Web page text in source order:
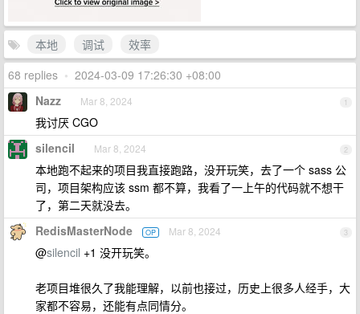
本地 调试
效率
68 replies • 2024-03-09 17:26:30 +08:00
1
Nazz Mar 8, 2024
我讨厌 CGO
2
silencil Mar 8, 2024
本地跑不起来的项目我直接跑路，没开玩笑，去了一个 sass 公
司，项目架构应该 ssm 都不算，我看了一上午的代码就不想干
了，第二天就没去。
3
RedisMasterNode OP Mar 8, 2024
@silencil +1 没开玩笑。
老项目堆很久了我能理解，以前也接过，历史上很多人经手，大
家都不容易，还能有点同情分。